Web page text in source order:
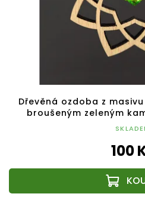
Dřevěná ozdoba z
broušeným zeleným
100